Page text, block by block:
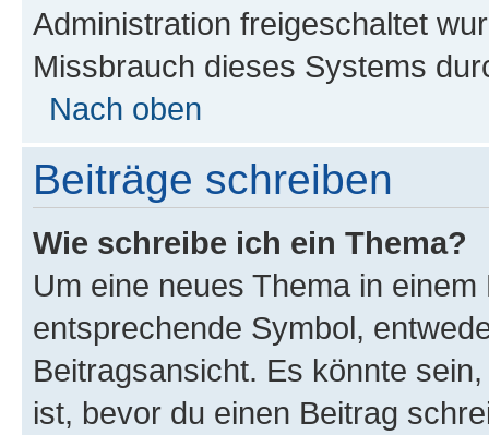
Administration freigeschaltet
Missbrauch dieses Systems
Nach oben
Beiträge schreiben
Wie schreibe ich ein Thema?
Um eine neues Thema in
entsprechende Symbol,
Beitragsansicht. Es könnte
ist, bevor du einen Beitrag